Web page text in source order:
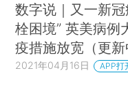
数字说｜又一新冠
栓困境” 英美病例
疫措施放宽（更新
2021年04月16日 APP打